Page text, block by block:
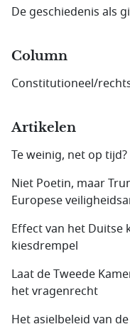
De geschiedenis als
Column
Constitutioneel/
Artikelen
Te weinig, net op tijd?
Niet Poetin, maar
Europese
Effect van het Duitse
kiesdrempel
Laat de Tweede
het vragenrecht
Het asielbeleid van